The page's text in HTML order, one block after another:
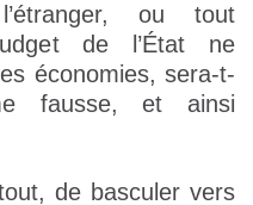
ou tout
de l’État ne
économies, sera-t-
fausse, et ainsi
de basculer vers